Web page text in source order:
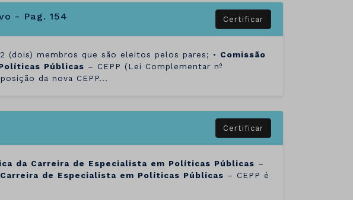
- Pag. 154 Certificar
(dois) membros que são eleitos pelos pares; • Comissão
Públicas – CEPP (Lei Complementar nº
da nova CEPP...
Certificar
da Carreira de Especialista em Políticas Públicas –
Carreira de Especialista em Políticas Públicas – CEPP é